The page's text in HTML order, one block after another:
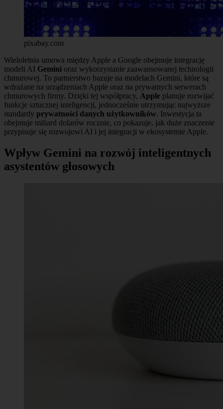
pixabay.com
Wieloletnia umowa między Apple a Google obejmuje integrację
modeli AI Gemini oraz wykorzystanie zaawansowanej technologii
chmurowej. To partnerstwo bazuje na modelach Gemini, które są
wdrażane na urządzeniach Apple oraz na prywatnych serwerach
chmurowych firmy. Dzięki tej współpracy, Apple planuje rozwijać
funkcje sztucznej inteligencji, jednocześnie utrzymując najwyższe
standardy prywatności danych użytkowników. Inwestycja ta
obejmuje miliard dolarów rocznie, co pokazuje, jak duże znaczenie
przypisuje się rozwojowi AI i jej integracji w ekosystemie Apple.
Wpływ Gemini na rozwój inteligentnych
asystentów głosowych